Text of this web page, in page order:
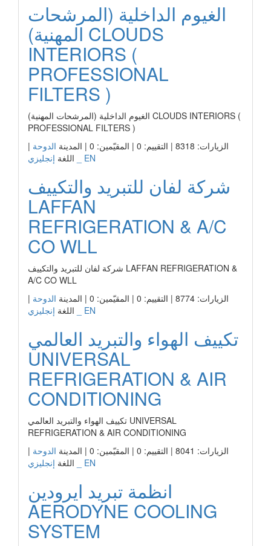
الغيوم الداخلية (المرشحات
المهنية) CLOUDS
INTERIORS (
PROFESSIONAL
FILTERS )
الغيوم الداخلية (المرشحات المهنية) CLOUDS INTERIORS (
PROFESSIONAL FILTERS )
الزيارات: 8318 | التقييم: 0 | المقيّمين: 0 | المدينة
الدوحة |
اللغة إنجليزي _ EN
شركة لفان للتبريد والتكييف
LAFFAN
REFRIGERATION & A/C
CO WLL
شركة لفان للتبريد والتكييف LAFFAN REFRIGERATION &
A/C CO WLL
الزيارات: 8774 | التقييم: 0 | المقيّمين: 0 | المدينة
الدوحة |
اللغة إنجليزي _ EN
تكييف الهواء والتبريد العالمي
UNIVERSAL
REFRIGERATION & AIR
CONDITIONING
تكييف الهواء والتبريد العالمي UNIVERSAL
REFRIGERATION & AIR CONDITIONING
الزيارات: 8041 | التقييم: 0 | المقيّمين: 0 | المدينة
الدوحة |
اللغة إنجليزي _ EN
انظمة تبريد ايرودين
AERODYNE COOLING
SYSTEM